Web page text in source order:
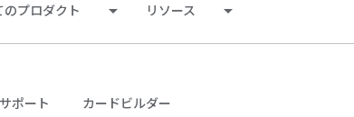
のプロダクト リソース
サポート カードビルダー